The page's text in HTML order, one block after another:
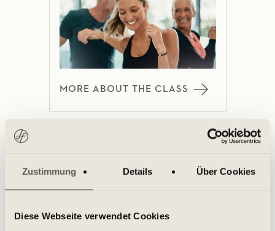
Zustimmung Details Über Cookies
Diese Webseite verwendet Cookies
MORE ABOUT THE CLASS
Zumba Fitness in Berlin